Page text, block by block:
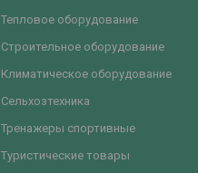
Тепловое оборудование
Строительное оборудование
Климатическое оборудование
Сельхозтехника
Тренажеры спортивные
Туристические товары